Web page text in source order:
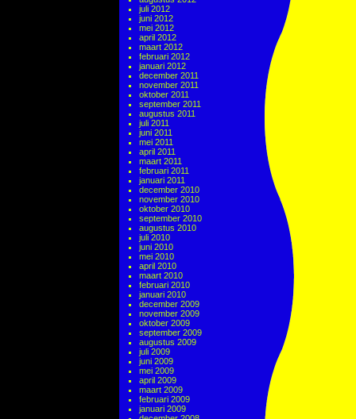
juli 2012
juni 2012
mei 2012
april 2012
maart 2012
februari 2012
januari 2012
december 2011
november 2011
oktober 2011
september 2011
augustus 2011
juli 2011
juni 2011
mei 2011
april 2011
maart 2011
februari 2011
januari 2011
december 2010
november 2010
oktober 2010
september 2010
augustus 2010
juli 2010
juni 2010
mei 2010
april 2010
maart 2010
februari 2010
januari 2010
december 2009
november 2009
oktober 2009
september 2009
augustus 2009
juli 2009
juni 2009
mei 2009
april 2009
maart 2009
februari 2009
januari 2009